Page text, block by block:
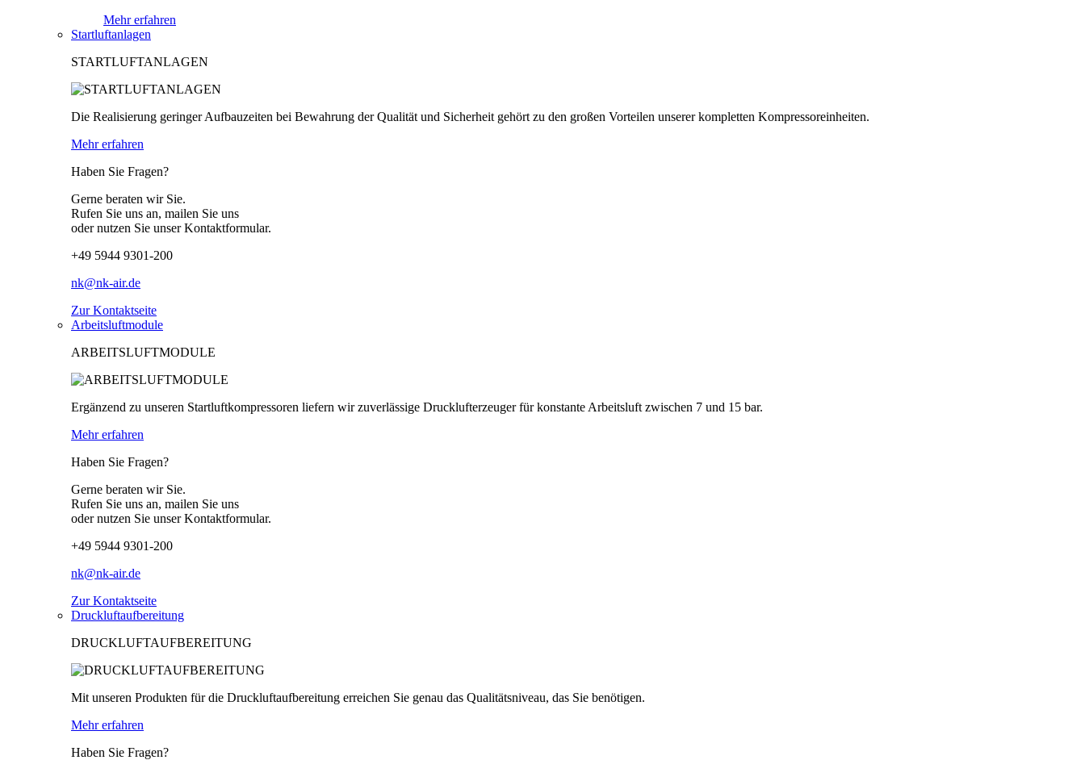
Mehr erfahren
Startluftanlagen
STARTLUFTANLAGEN
Die Realisierung geringer Aufbauzeiten bei Bewahrung der Qualität und Sicherheit gehört zu den großen Vorteilen unserer kompletten Kompressoreinheiten.
Mehr erfahren
Haben Sie Fragen?
Gerne beraten wir Sie.
Rufen Sie uns an, mailen Sie uns
oder nutzen Sie unser Kontaktformular.
+49 5944 9301-200
nk@nk-air.de
Zur Kontaktseite
Arbeitsluftmodule
ARBEITSLUFTMODULE
Ergänzend zu unseren Startluftkompressoren liefern wir zuverlässige Drucklufterzeuger für konstante Arbeitsluft zwischen 7 und 15 bar.
Mehr erfahren
Haben Sie Fragen?
Gerne beraten wir Sie.
Rufen Sie uns an, mailen Sie uns
oder nutzen Sie unser Kontaktformular.
+49 5944 9301-200
nk@nk-air.de
Zur Kontaktseite
Druckluftaufbereitung
DRUCKLUFTAUFBEREITUNG
Mit unseren Produkten für die Druckluftaufbereitung erreichen Sie genau das Qualitätsniveau, das Sie benötigen.
Mehr erfahren
Haben Sie Fragen?